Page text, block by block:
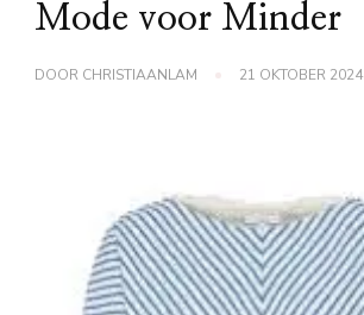
Mode voor Minder
DOOR CHRISTIAANLAM 21 OKTOBER 2024